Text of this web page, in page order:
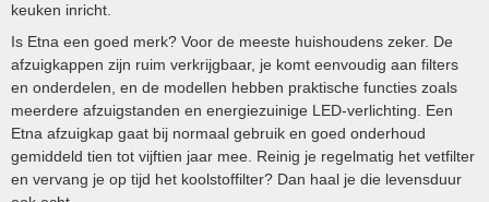
keuken inricht.
Is Etna een goed merk? Voor de meeste huishoudens zeker. De
afzuigkappen zijn ruim verkrijgbaar, je komt eenvoudig aan filters
en onderdelen, en de modellen hebben praktische functies zoals
meerdere afzuigstanden en energiezuinige LED-verlichting. Een
Etna afzuigkap gaat bij normaal gebruik en goed onderhoud
gemiddeld tien tot vijftien jaar mee. Reinig je regelmatig het vetfilter
en vervang je op tijd het koolstoffilter? Dan haal je die levensduur